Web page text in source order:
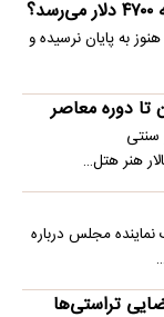
به پایان نرسیده و
سنتی
نماینده مجلس درباره
تراستی‌ها